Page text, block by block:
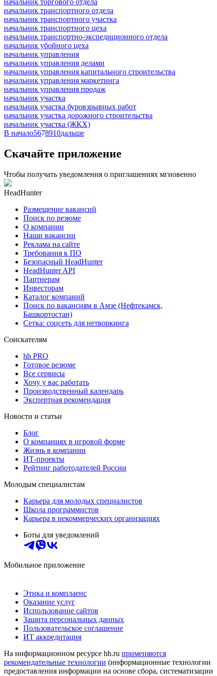
начальник транспортного отдела
начальник транспортного участка
начальник транспортного цеха
начальник транспортно-экспедиционного отдела
начальник убойного цеха
начальник управления
начальник управления делами
начальник управления капитального строительства
начальник управления маркетинга
начальник управления продаж
начальник участка
начальник участка буровзрывных работ
начальник участка дорожного строительства
начальник участка (ЖКХ)
В начало5678910дальше
Скачайте приложение
Чтобы получать уведомления о приглашениях мгновенно
HeadHunter
Размещение вакансий
Поиск по резюме
О компании
Наши вакансии
Реклама на сайте
Требования к ПО
Безопасный HeadHunter
HeadHunter API
Партнерам
Инвесторам
Каталог компаний
Поиск по вакансиям в Амзе (Нефтекамск,
Башкортостан)
Сетка: соцсеть для нетворкинга
Соискателям
hh PRO
Готовое резюме
Все сервисы
Хочу у вас работать
Производственный календарь
Экспертная рекомендация
Новости и статьи
Блог
О компаниях в игровой форме
Жизнь в компании
ИТ-проекты
Рейтинг работодателей России
Молодым специалистам
Карьера для молодых специалистов
Школа программистов
Карьера в некоммерческих организациях
Боты для уведомлений
Мобильное приложение
Этика и комплаенс
Оказание услуг
Использование сайтов
Защита персональных данных
Пользовательское соглашение
ИТ аккредитация
На информационном ресурсе hh.ru применяются
рекомендательные технологии (информационные технологии
предоставления информации на основе сбора, систематизации